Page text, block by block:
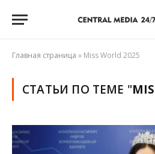
Главная страница » Miss World 2025
СТАТЬИ ПО ТЕМЕ "